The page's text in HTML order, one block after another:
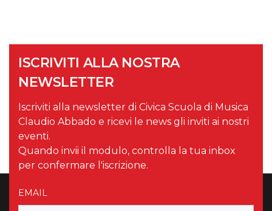
ISCRIVITI ALLA NOSTRA
NEWSLETTER
Iscriviti alla newsletter di Civica Scuola di Musica
Claudio Abbado e ricevi le news gli inviti ai nostri
eventi.
Quando invii il modulo, controlla la tua inbox
per confermare l'iscrizione.
EMAIL